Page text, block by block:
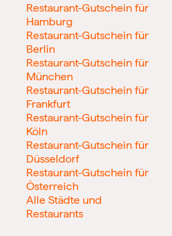
Restaurant-Gutschein für
Hamburg
Restaurant-Gutschein für
Berlin
Restaurant-Gutschein für
München
Restaurant-Gutschein für
Frankfurt
Restaurant-Gutschein für
Köln
Restaurant-Gutschein für
Düsseldorf
Restaurant-Gutschein für
Österreich
Alle Städte und
Restaurants